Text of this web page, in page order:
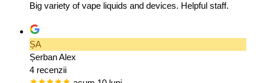
Big variety of vape liquids and devices. Helpful staff.
ȘA
Șerban Alex
4 recenzii